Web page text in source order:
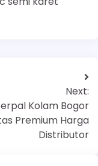
Next:
Kolam Bogor
Premium Harga
Distributor